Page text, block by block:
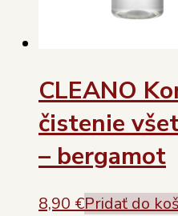
CLEANO
čistenie
– bergamot
8,90 €Pridať do